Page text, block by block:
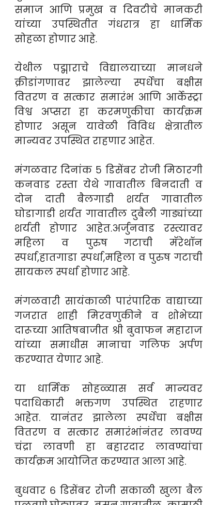
समाज आणि प्रमुख व दिवटीचे मानकरी
यांच्या उपस्थितीत गंधरात्र हा धार्मिक
सोहळा होणार आहे.
येथील पद्माराचे विद्यालयाच्या मानधने
क्रीडांगणावर झालेल्या स्पर्धेचा बक्षीस
वितरण व सत्कार समारंभ आणि आर्केस्ट्रा
विश्व अप्सरा हा करमणुकीचा कार्यक्रम
होणार असून यावेळी विविध क्षेत्रातील
मान्यवर उपस्थित राहणार आहेत.
मंगळवार दिनांक ५ डिसेंबर रोजी मिठारगी
कनवाड रस्ता येथे गावातील बिनदाती व
दोन दाती बैलगाडी शर्यत गावातील
घोडागाडी शर्यत गावातील दुबैली गाड्यांच्या
शर्यती होणार आहेत.अर्जुनवाड रस्त्यावर
महिला व पुरुष गटाची मॅरेथॉन
स्पर्धा,हातगाडा स्पर्धा,महिला व पुरुष गटाची
सायकल स्पर्धा होणार आहे.
मंगळवारी सायंकाळी पारंपारिक वाद्याच्या
गजरात शाही मिरवणुकीने व शोभेच्या
दारूच्या आतिषबाजीत श्री बुवाफन महाराज
यांच्या समाधीस मानाचा गलिफ अर्पण
करण्यात येणार आहे.
या धार्मिक सोहळ्यास सर्व मान्यवर
पदाधिकारी भक्तगण उपस्थित राहणार
आहेत. यानंतर झालेला स्पर्धेचा बक्षीस
वितरण व सत्कार समारंभांनंतर लावण्य
चंद्रा लावणी हा बहारदार लावण्यांचा
कार्यक्रम आयोजित करण्यात आला आहे.
बुधवार ६ डिसेंबर रोजी सकाळी खुला बैल